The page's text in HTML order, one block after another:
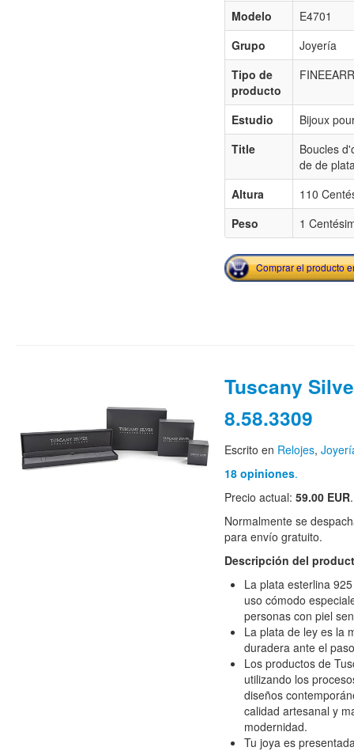
Modelo
E4701
Grupo
Joyería
Tipo de
producto
Estudio
Bijoux
Title
Boucles
de de
Altura
110
Peso
1
Comprar el producto
Tuscany
8.58.3309
Escrito en Relojes,
18 opiniones.
Precio actual: 59.00 EUR
Normalmente se
para envío gratuito.
Descripción del
La plata esterlina
uso cómodo
personas con piel
La plata de ley es la
duradera ante el
Los productos de
utilizando los
diseños
calidad artesanal y
modernidad.
Tu joya es